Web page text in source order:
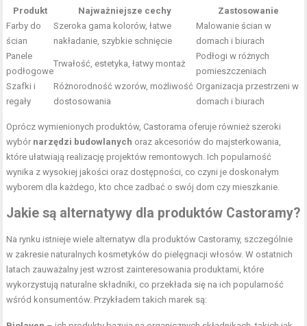
Produkt Najważniejsze cechy
Zastosowanie
Farby do
ścian
Szeroka gama kolorów, łatwe
nakładanie, szybkie schnięcie
Malowanie ścian w
domach i biurach
Panele
podłogowe
Trwałość, estetyka, łatwy montaż
Podłogi w różnych
pomieszczeniach
Szafki i
regały
Różnorodność wzorów, możliwość
dostosowania
Organizacja przestrzeni w
domach i biurach
Oprócz wymienionych produktów, Castorama oferuje również szeroki
wybór narzędzi budowlanych oraz akcesoriów do majsterkowania,
które ułatwiają realizację projektów remontowych. Ich popularność
wynika z wysokiej jakości oraz dostępności, co czyni je doskonałym
wyborem dla każdego, kto chce zadbać o swój dom czy mieszkanie.
Jakie są alternatywy dla produktów Castoramy?
Na rynku istnieje wiele alternatyw dla produktów Castoramy, szczególnie
w zakresie naturalnych kosmetyków do pielęgnacji włosów. W ostatnich
latach zauważalny jest wzrost zainteresowania produktami, które
wykorzystują naturalne składniki, co przekłada się na ich popularność
wśród konsumentów. Przykładem takich marek są: